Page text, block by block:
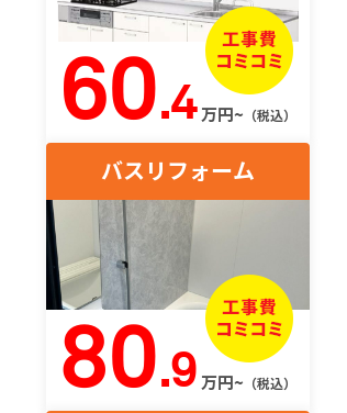
60.4万円~ （税込）
バスリフォーム
80.9 万円~ （税込）